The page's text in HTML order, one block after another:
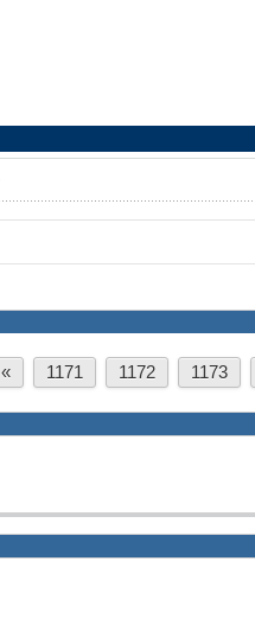
« 1171 1172 1173